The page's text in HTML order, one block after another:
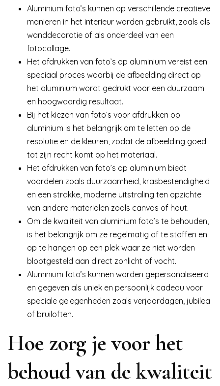
Aluminium foto’s kunnen op verschillende creatieve
manieren in het interieur worden gebruikt, zoals als
wanddecoratie of als onderdeel van een
fotocollage.
Het afdrukken van foto’s op aluminium vereist een
speciaal proces waarbij de afbeelding direct op
het aluminium wordt gedrukt voor een duurzaam
en hoogwaardig resultaat.
Bij het kiezen van foto’s voor afdrukken op
aluminium is het belangrijk om te letten op de
resolutie en de kleuren, zodat de afbeelding goed
tot zijn recht komt op het materiaal.
Het afdrukken van foto’s op aluminium biedt
voordelen zoals duurzaamheid, krasbestendigheid
en een strakke, moderne uitstraling ten opzichte
van andere materialen zoals canvas of hout.
Om de kwaliteit van aluminium foto’s te behouden,
is het belangrijk om ze regelmatig af te stoffen en
op te hangen op een plek waar ze niet worden
blootgesteld aan direct zonlicht of vocht.
Aluminium foto’s kunnen worden gepersonaliseerd
en gegeven als uniek en persoonlijk cadeau voor
speciale gelegenheden zoals verjaardagen, jubilea
of bruiloften.
Hoe zorg je voor het
behoud van de kwaliteit